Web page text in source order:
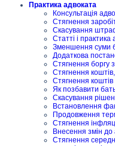
Практика адвоката
Консультація
Стягнення
Скасування
Статті і практика
Зменшення суми
Додаткова
Стягнення боргу
Стягнення
Стягнення коштів
Як позбавити
Скасування
Встановлення
Продовження
Стягнення
Внесення змін до
Стягнення